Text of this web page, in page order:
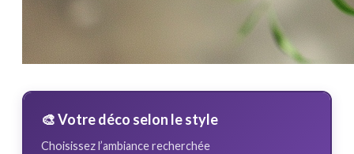
🎨 Votre déco selon le style
Choisissez l’ambiance recherchée